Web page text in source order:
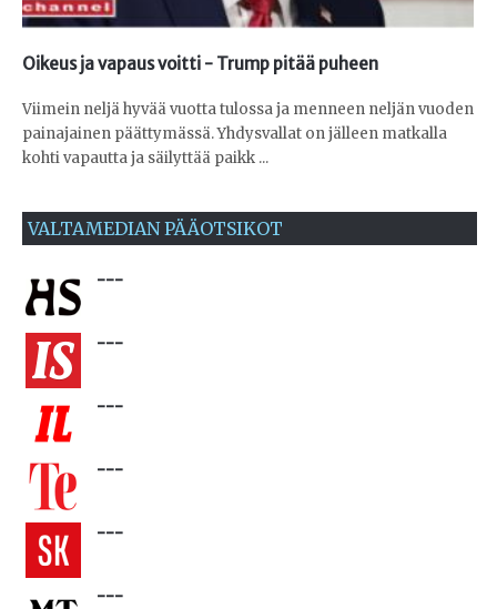
Oikeus ja vapaus voitti - Trump pitää puheen
Viimein neljä hyvää vuotta tulossa ja menneen neljän vuoden
painajainen päättymässä. Yhdysvallat on jälleen matkalla
kohti vapautta ja säilyttää paikk ...
VALTAMEDIAN PÄÄOTSIKOT
---
---
---
---
---
---